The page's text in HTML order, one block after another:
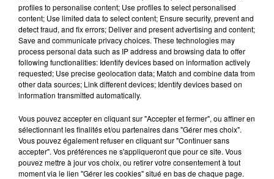
profiles to personalise content; Use profiles to select personalised
content; Use limited data to select content; Ensure security, prevent and
detect fraud, and fix errors; Deliver and present advertising and content;
Save and communicate privacy choices. These technologies may
process personal data such as IP address and browsing data to offer
following functionalities: Identify devices based on information actively
requested; Use precise geolocation data; Match and combine data from
other data sources; Link different devices; Identify devices based on
information transmitted automatically.
Vous pouvez accepter en cliquant sur "Accepter et fermer", ou affiner en
sélectionnant les finalités et/ou partenaires dans "Gérer mes choix".
Vous pouvez également refuser en cliquant sur "Continuer sans
accepter". Vos préférences ne s'appliqueront que pour ce site. Vous
pouvez mettre à jour vos choix, ou retirer votre consentement à tout
moment via le lien "Gérer les cookies" situé en bas de chaque page.